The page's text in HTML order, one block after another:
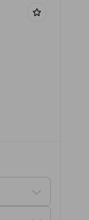
oben und